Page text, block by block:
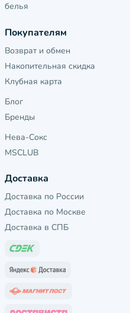
белья
Покупателям
Возврат и обмен
Накопительная скидка
Клубная карта
Блог
Бренды
Нева-Сокс
MSCLUB
Доставка
Доставка по России
Доставка по Москве
Доставка в СПБ